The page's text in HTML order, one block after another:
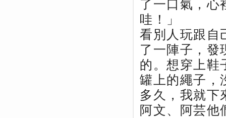
了一口氣，心
哇！」
看別人玩跟自
了一陣子，發
的。想穿上鞋
罐上的繩子，
多久，我就下
阿文、阿芸他